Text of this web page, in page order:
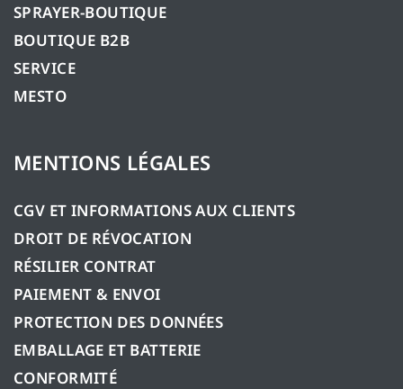
SPRAYER-BOUTIQUE
BOUTIQUE B2B
SERVICE
MESTO
MENTIONS LÉGALES
CGV ET INFORMATIONS AUX CLIENTS
DROIT DE RÉVOCATION
RÉSILIER CONTRAT
PAIEMENT & ENVOI
PROTECTION DES DONNÉES
EMBALLAGE ET BATTERIE
CONFORMITÉ